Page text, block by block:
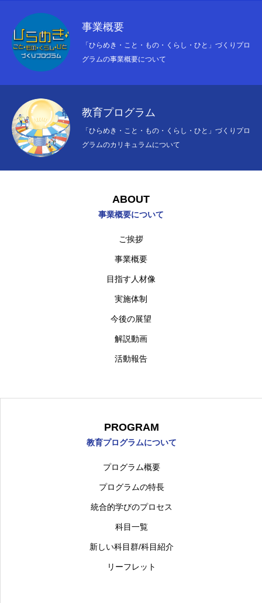
HOME
ひらめきNEWS
理工学部
事業概要
「ひらめき・こと・もの・くらし・ひと」づくりプロ
グラムの事業概要について
教育プログラム
「ひらめき・こと・もの・くらし・ひと」づくりプロ
グラムのカリキュラムについて
ABOUT
事業概要について
ご挨拶
事業概要
目指す人材像
実施体制
今後の展望
解説動画
活動報告
PROGRAM
教育プログラムについて
プログラム概要
プログラムの特長
統合的学びのプロセス
科目一覧
新しい科目群/科目紹介
リーフレット